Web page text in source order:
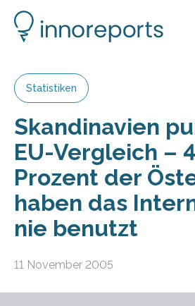
Statistiken
Skandinavien
EU-Vergleich –
Prozent der
haben das
nie benutzt
11 November 2005